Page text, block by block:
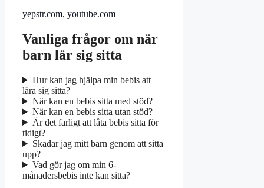
yepstr.com, youtube.com
Vanliga frågor om när
barn lär sig sitta
Hur kan jag hjälpa min bebis att
lära sig sitta?
När kan en bebis sitta med stöd?
När kan en bebis sitta utan stöd?
Är det farligt att låta bebis sitta för
tidigt?
Skadar jag mitt barn genom att sitta
upp?
Vad gör jag om min 6-
månadersbebis inte kan sitta?